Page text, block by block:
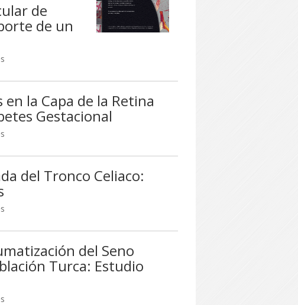
de
de un
la Capa de la Retina
Gestacional
del Tronco Celiaco:
del Seno
Turca: Estudio